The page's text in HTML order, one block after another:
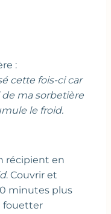
:
cette fois-ci car
de ma sorbetière
le froid.
récipient en
. Couvrir et
minutes plus
fouetter